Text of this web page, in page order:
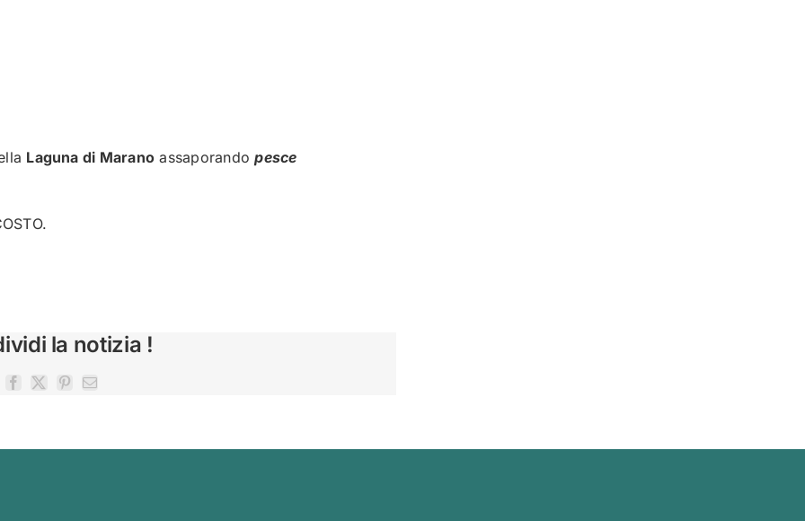
Laguna di Marano assaporandopesce
la notizia !
Facebook
X Pinterest
Email